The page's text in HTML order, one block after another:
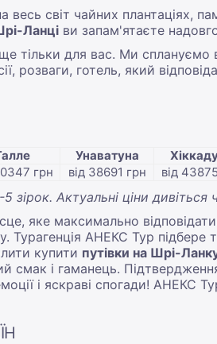
світ чайних плантаціях,
Ланці ви запам'ятаєте
тільки для вас. Ми
розваги, готель, який
Унаватуна
грн від 38691 грн від
зірок. Актуальні ціни дивіться
яке максимально
Турагенція АНЕКС Тур підбере
купити путівки на Шрі-
смак і гаманець.
і яскраві спогади! АНЕКС